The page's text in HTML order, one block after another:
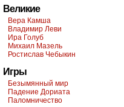
Великие
Вера Камша
Владимир Леви
Ира Голуб
Михаил Мазель
Ростислав Чебыкин
Игры
Безымянный мир
Падение Дориата
Паломничество